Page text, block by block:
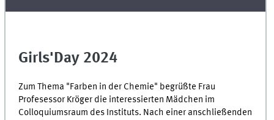
Girls'Day 2024
Zum Thema "Farben in der Chemie" begrüßte Frau
Profesessor Kröger die interessierten Mädchen im
Colloquiumsraum des Instituts. Nach einer anschließenden